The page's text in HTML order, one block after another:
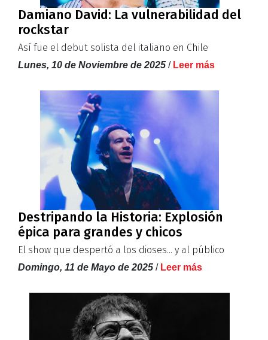
Damiano David: La vulnerabilidad del
rockstar
Así fue el debut solista del italiano en Chile
Lunes, 10 de Noviembre de 2025 / Leer más
Destripando la Historia: Explosión
épica para grandes y chicos
El show que despertó a los dioses... y al público
Domingo, 11 de Mayo de 2025 / Leer más